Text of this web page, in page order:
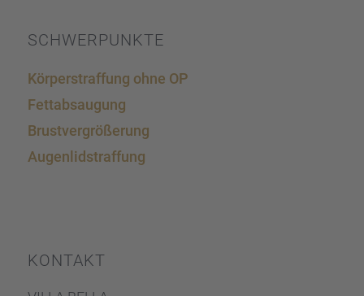
SCHWER­PUNKTE
Körper­straf­fung ohne OP
Fettab­sau­gung
Brust­ver­grö­ße­rung
Augen­lid­s­traf­fung
KONTAKT